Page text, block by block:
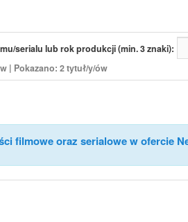
serialu lub rok produkcji (min. 3 znaki):
| Pokazano: 2 tytuł/y/ów
filmowe oraz serialowe w ofercie